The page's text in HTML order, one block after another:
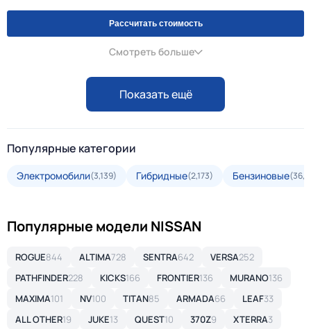
Рассчитать стоимость
Смотреть больше
Показать ещё
Популярные категории
Электромобили(3,139) Гибридные(2,173) Бензиновые
Популярные модели NISSAN
ROGUE844 ALTIMA728 SENTRA642 VERSA252
PATHFINDER228 KICKS166 FRONTIER136 MURANO136
MAXIMA101 NV100 TITAN85 ARMADA66 LEAF33
ALL OTHER19 JUKE13 QUEST10 370Z9 XTERRA3